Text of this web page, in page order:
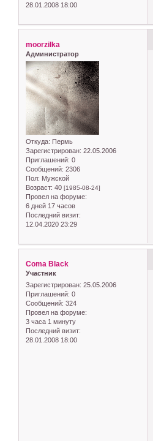
28.01.2008 18:00
moorzilka
Администратор
Откуда: Пермь
Зарегистрирован: 22.05.2006
Приглашений: 0
Сообщений: 2306
Пол: Мужской
Возраст: 40 [1985-08-24]
Провел на форуме:
6 дней 17 часов
Последний визит:
12.04.2020 23:29
Coma Black
Участник
Зарегистрирован: 25.05.2006
Приглашений: 0
Сообщений: 324
Провел на форуме:
3 часа 1 минуту
Последний визит:
28.01.2008 18:00